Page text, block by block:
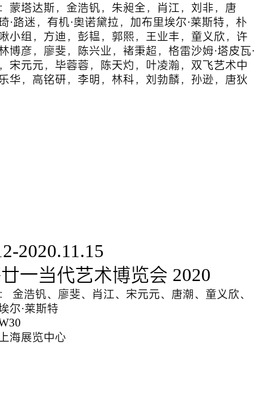
蒙塔达斯，金浩钒，朱昶全，肖江，刘非，唐
·路迷，有机·奥诺黛拉，加布里埃尔·莱斯特，朴
小组，方迪，彭韫，郭熙，王业丰，童义欣，许
博彦，廖斐，陈兴业，褚秉超，格雷沙姆·塔皮瓦·
宋元元，毕蓉蓉，陈天灼，叶凌瀚，双飞艺术中
华，高铭研，李明，林科，刘勃麟，孙逊，唐狄
2020.11.15
廿一当代艺术博览会 2020
金浩钒、廖斐、肖江、宋元元、唐潮、童义欣、
尔·莱斯特
海展览中心